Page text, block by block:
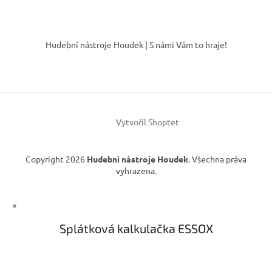
p
y
ý
s
u
í
í
Hudební nástroje Houdek | S námi Vám to hraje!
Vytvořil Shoptet
Copyright 2026 Hudební nástroje Houdek. Všechna práva
vyhrazena.
×
Splátková kalkulačka ESSOX